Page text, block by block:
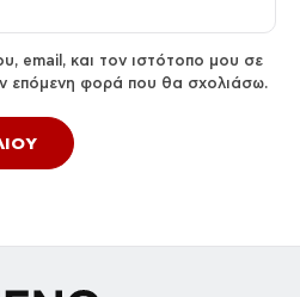
email, και τον ιστότοπο μου σε
επόμενη φορά που θα σχολιάσω.